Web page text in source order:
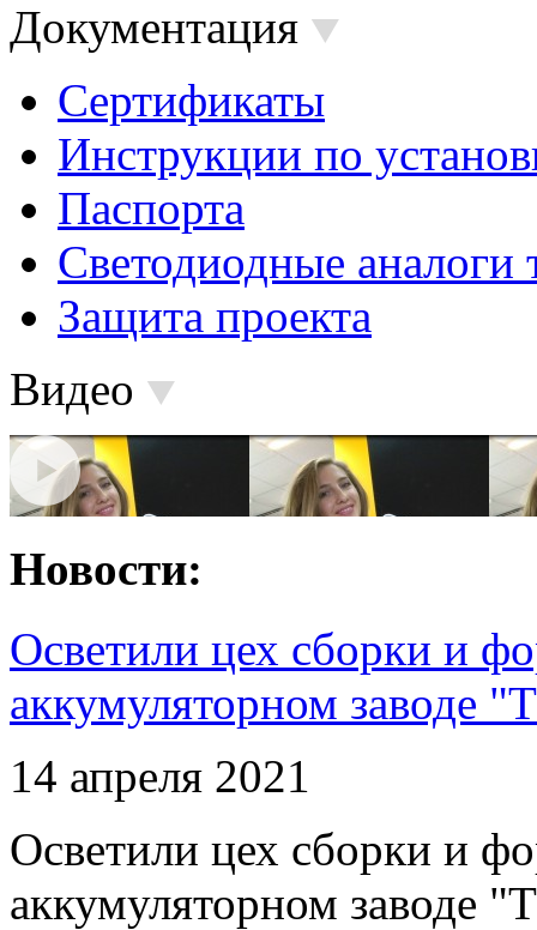
Документация
Сертификаты
Инструкции по
Паспорта
Светодиодные аналоги
Защита проекта
Видео
Новости:
Осветили цех сборки и
аккумуляторном заводе
14 апреля 2021
Осветили цех сборки и
аккумуляторном заводе